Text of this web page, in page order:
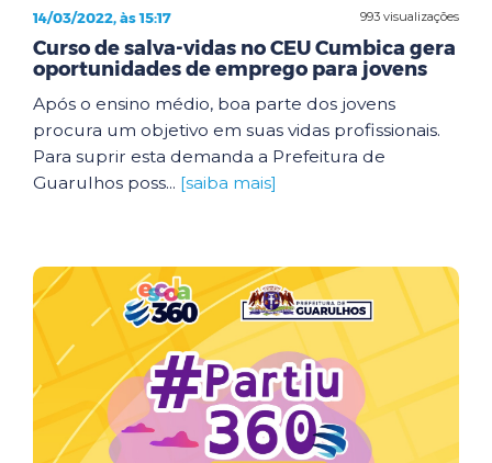
993 visualizações
14/03/2022, às 15:17
Curso de salva-vidas no CEU Cumbica gera
oportunidades de emprego para jovens
Após o ensino médio, boa parte dos jovens
procura um objetivo em suas vidas profissionais.
Para suprir esta demanda a Prefeitura de
Guarulhos poss... [saiba mais]